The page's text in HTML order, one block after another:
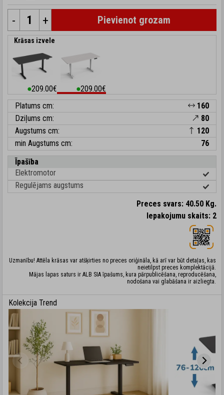
- + Pievienot grozam
Krāsas izvele
⬤209.00€ ⬤209.00€
Platums cm:
160
Dziļums cm:
80
Augstums cm:
120
min Augstums cm:
76
Īpašība
Elektromotor
Regulējams augstums
Preces svars: 40.50 Kg.
Iepakojumu skaits: 2
Uzmanību! Attēla krāsas var atšķirties no preces oriģināla, kā arī var būt detaļas, kas
neietilpst preces komplektācijā.
Mājas lapas saturs ir ALB SIA īpašums, kura pārpublicēšana, reproducēšana,
nodošana vai glabāšana ir aizliegta.
Kolekcija Trend